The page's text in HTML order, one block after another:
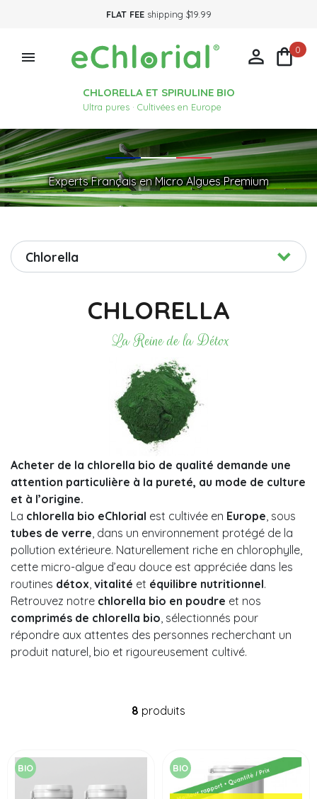
FLAT FEEshipping $19.99

CHLORELLA ET SPIRULINE BIO
Ultra pures · Cultivées en Europe
 0
Experts Français en Micro Algues Premium
Chlorella
CHLORELLA
La Reine de la Détox
Acheter de la chlorella bio de qualité demande une
attention particulière à la pureté, au mode de culture
et à l’origine.
La chlorella bio eChlorial est cultivée en Europe , sous
tubes de verre , dans un environnement protégé de la
pollution extérieure. Naturellement riche en chlorophylle,
cette micro-algue d’eau douce est appréciée dans les
routines détox vitalité et équilibre nutritionnel.
Retrouvez notre chlorella bio en poudre et nos
comprimés de chlorella bio , sélectionnés pour
répondre aux attentes des personnes recherchant un
produit naturel, bio et rigoureusement cultivé.
8 produits
BIO BIO